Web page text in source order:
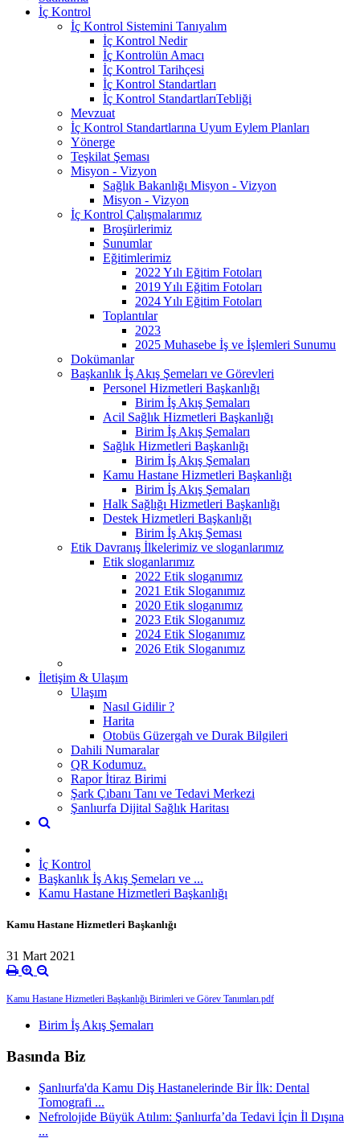
İç Kontrol
İç Kontrol Sistemini Tanıyalım
İç Kontrol Nedir
İç Kontrolün Amacı
İç Kontrol Tarihçesi
İç Kontrol Standartları
İç Kontrol StandartlarıTebliği
Mevzuat
İç Kontrol Standartlarına Uyum Eylem Planları
Yönerge
Teşkilat Şeması
Misyon - Vizyon
Sağlık Bakanlığı Misyon - Vizyon
Misyon - Vizyon
İç Kontrol Çalışmalarımız
Broşürlerimiz
Sunumlar
Eğitimlerimiz
2022 Yılı Eğitim Fotoları
2019 Yılı Eğitim Fotoları
2024 Yılı Eğitim Fotoları
Toplantılar
2023
2025 Muhasebe İş ve İşlemleri Sunumu
Dokümanlar
Başkanlık İş Akış Şemeları ve Görevleri
Personel Hizmetleri Başkanlığı
Birim İş Akış Şemaları
Acil Sağlık Hizmetleri Başkanlığı
Birim İş Akış Şemaları
Sağlık Hizmetleri Başkanlığı
Birim İş Akış Şemaları
Kamu Hastane Hizmetleri Başkanlığı
Birim İş Akış Şemaları
Halk Sağlığı Hizmetleri Başkanlığı
Destek Hizmetleri Başkanlığı
Birim İş Akış Şeması
Etik Davranış İlkelerimiz ve sloganlarımız
Etik sloganlarımız
2022 Etik sloganımız
2021 Etik Sloganımız
2020 Etik sloganımız
2023 Etik Sloganımız
2024 Etik Sloganımız
2026 Etik Sloganımız
İletişim & Ulaşım
Ulaşım
Nasıl Gidilir ?
Harita
Otobüs Güzergah ve Durak Bilgileri
Dahili Numaralar
QR Kodumuz.
Rapor İtiraz Birimi
Şark Çıbanı Tanı ve Tedavi Merkezi
Şanlıurfa Dijital Sağlık Haritası
İç Kontrol
Başkanlık İş Akış Şemeları ve ...
Kamu Hastane Hizmetleri Başkanlığı
Kamu Hastane Hizmetleri Başkanlığı
31 Mart 2021
Kamu Hastane Hizmetleri Başkanlığı Birimleri ve Görev Tanımları.pdf
Birim İş Akış Şemaları
Basında Biz
Şanlıurfa'da Kamu Diş Hastanelerinde Bir İlk: Dental
Tomografi ...
Nefrolojide Büyük Atılım: Şanlıurfa’da Tedavi İçin İl Dışına
...